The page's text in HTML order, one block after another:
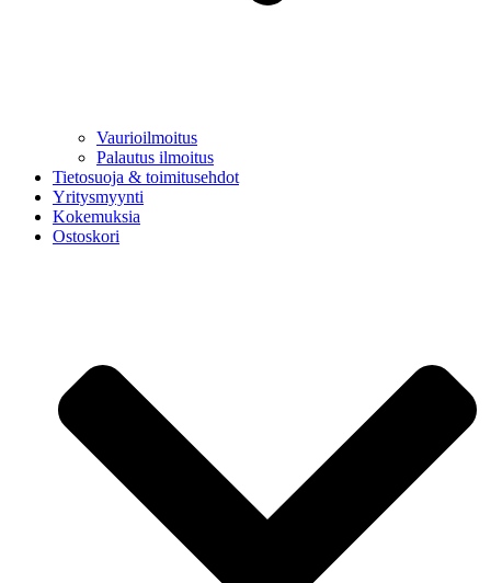
Vaurioilmoitus
Palautus ilmoitus
Tietosuoja & toimitusehdot
Yritysmyynti
Kokemuksia
Ostoskori